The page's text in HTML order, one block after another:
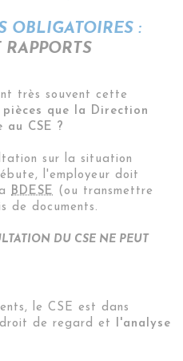
OBLIGATOIRES :
RAPPORTS
très souvent cette
que la Direction
CSE ?
sur la situation
l'employeur doit
BDESE (ou transmettre
de documents.
DU CSE NE PEUT
le CSE est dans
de regard et
l'analyse